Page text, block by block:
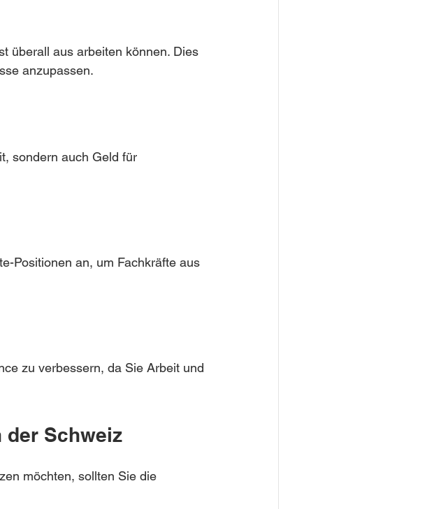
überall aus arbeiten können. Dies
anzupassen.
sondern auch Geld für
Positionen an, um Fachkräfte aus
zu verbessern, da Sie Arbeit und
Schweiz
möchten, sollten Sie die